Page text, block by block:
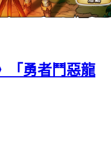
「勇者鬥惡龍